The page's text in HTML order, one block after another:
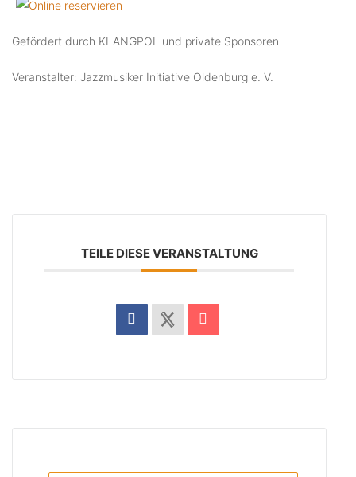
Gefördert durch KLANGPOL und private Sponsoren
Veranstalter: Jazzmusiker Initiative Oldenburg e. V.
TEILE DIESE VERANSTALTUNG